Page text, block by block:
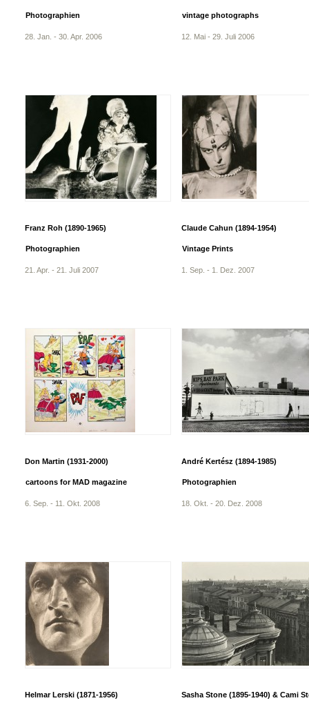
Photographien
28. Jan. - 30. Apr. 2006
vintage photographs
12. Mai - 29. Juli 2006
Franz Roh (1890-1965)
Photographien
21. Apr. - 21. Juli 2007
Claude Cahun (1894-1954)
Vintage Prints
1. Sep. - 1. Dez. 2007
Don Martin (1931-2000)
cartoons for MAD magazine
6. Sep. - 11. Okt. 2008
André Kertész (1894-1985)
Photographien
18. Okt. - 20. Dez. 2008
Helmar Lerski (1871-1956)
Sasha Stone (1895-1940) & Cami